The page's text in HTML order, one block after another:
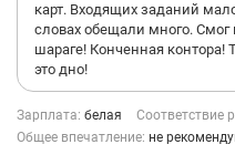
карт. Входящих заданий
словах обещали много. Смог
шараге! Конченная контора!
это дно!
Зарплата: белая Соответствие
Общее впечатление: не